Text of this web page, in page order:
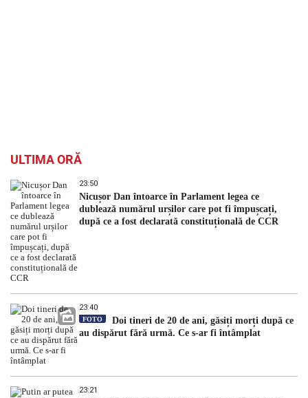
ULTIMA ORĂ
23:50
Nicușor Dan întoarce în Parlament legea ce
dublează numărul urșilor care pot fi împușcați,
după ce a fost declarată constituțională de CCR
23:40
FOTO
Doi tineri de 20 de ani, găsiți morți după ce
au dispărut fără urmă. Ce s-ar fi întâmplat
23:21